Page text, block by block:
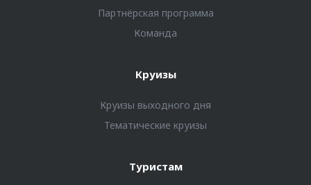
Партнёрская программа
Команда
Круизы
Круизы выходного дня
Тематические круизы
Туристам